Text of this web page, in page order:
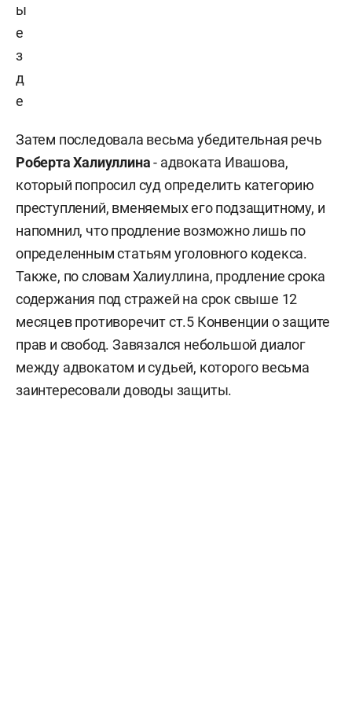
ы
е
з
д
е
Затем последовала весьма убедительная речь
Роберта Халиуллина- адвоката Ивашова,
который попросил суд определить категорию
преступлений, вменяемых его подзащитному, и
напомнил, что продление возможно лишь по
определенным статьям уголовного кодекса.
Также, по словам Халиуллина, продление срока
содержания под стражей на срок свыше 12
месяцев противоречит ст.5 Конвенции о защите
прав и свобод. Завязался небольшой диалог
между адвокатом и судьей, которого весьма
заинтересовали доводы защиты.